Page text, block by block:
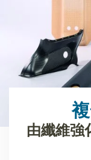
由纖維強